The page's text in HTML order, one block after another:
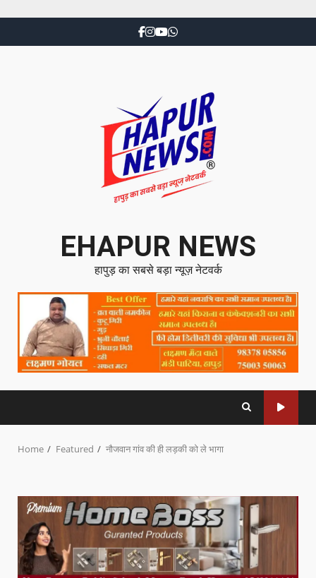
EHAPUR NEWS
हापुड़ का सबसे बड़ा न्यूज़ नेटवर्क
Home Featured नौजवान गांव की ही लड़की को ले भागा